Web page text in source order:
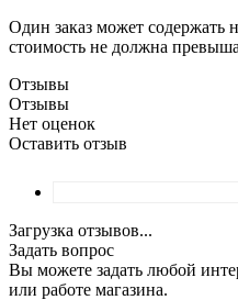
Один заказ может содержать
стоимость не должна
Отзывы
Отзывы
Нет оценок
Оставить отзыв
Загрузка отзывов...
Задать вопрос
Вы можете задать любой
или работе магазина.